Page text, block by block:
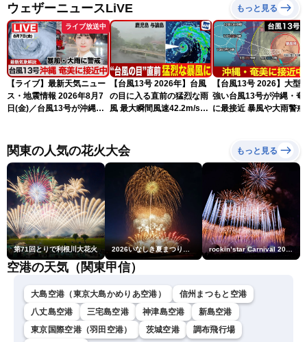
ウェザーニュースLiVE もっと見る
ライブ放送中
【ライブ】最新天気ニュー
ス・地震情報 2026年8月7
日(金)／台風13号が沖縄・
ュースLiVEコーヒータイ
ム・江川清音／有賀哲夫〉
【台風13号 2026年】台風
の目に入る直前の猛烈な雨
風 最大瞬間風速42.2m/s観
【台風13号 2026】大型
強い台風13号が沖縄・奄
に最接近 暴風や大雨警戒
関東の人気の花火大会 もっと見る
第71回とりで利根川大花火
空港の天気（関東甲信）
大島空港（東京大島かめりあ空港）
信州まつもと空港
八丈島空港
三宅島空港 神津島空港
新島空港
東京国際空港（羽田空港）
茨城空港
調布飛行場